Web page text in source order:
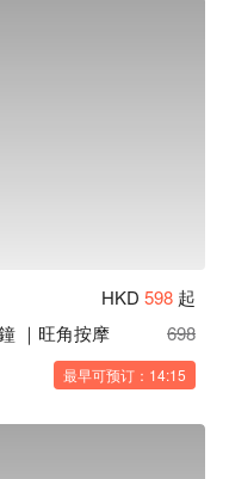
HKD 598 起
｜旺角按摩
698
最早可预订：14:15